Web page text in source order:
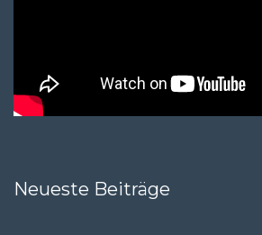
Neueste Beiträge